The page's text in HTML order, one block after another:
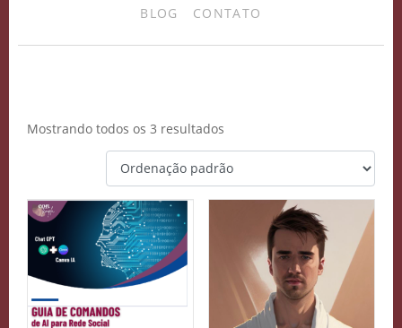
BLOG CONTATO
Mostrando todos os 3 resultados